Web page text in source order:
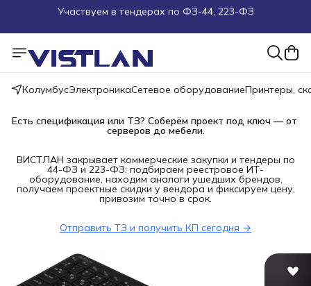
Пуско-наладочные работы
Пришлите запрос на e-mail или в чат
Более 100 000 позиций в наличии и под заказ
КолумбусЭлектроникаСетевое оборудованиеПринтеры,
Есть спецификация или ТЗ? Соберём проект под ключ — от
серверов до мебели.
ВИСТЛАН закрывает коммерческие закупки и тендеры по
44-ФЗ и 223-ФЗ: подбираем реестровое ИТ-
оборудование, находим аналоги ушедших брендов,
получаем проектные скидки у вендора и фиксируем цену,
привозим точно в срок.
Отправить ТЗ и получить КП сегодня →